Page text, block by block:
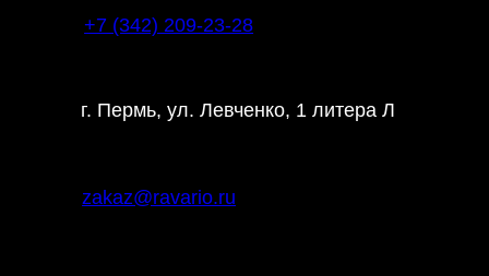
+7 (342) 209-23-28
г. Пермь, ул. Левченко, 1 литера Л
zakaz@ravario.ru